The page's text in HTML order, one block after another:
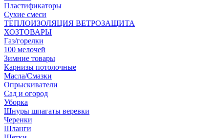
Пластификаторы
Сухие смеси
ТЕПЛОИЗОЛЯЦИЯ ВЕТРОЗАЩИТА
ХОЗТОВАРЫ
Газ/горелки
100 мелочей
Зимние товары
Карнизы потолочные
Масла/Смазки
Опрыскиватели
Сад и огород
Уборка
Шнуры шпагаты веревки
Черенки
Шланги